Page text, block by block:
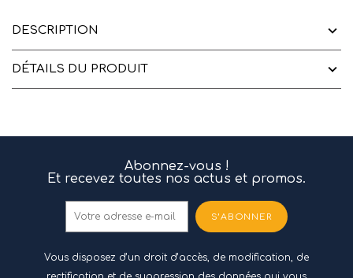
DESCRIPTION
DÉTAILS DU PRODUIT
Abonnez-vous !
Et recevez toutes nos actus et promos.
S’ABONNER
Vous disposez d’un droit d’accès, de modification, de